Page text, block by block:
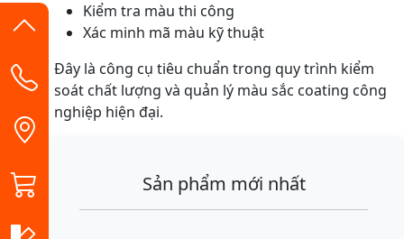
Kiểm tra màu thi công
Xác minh mã màu kỹ thuật
Đây là công cụ tiêu chuẩn trong quy trình kiểm
soát chất lượng và quản lý màu sắc coating công
nghiệp hiện đại.
Sản phẩm mới nhất